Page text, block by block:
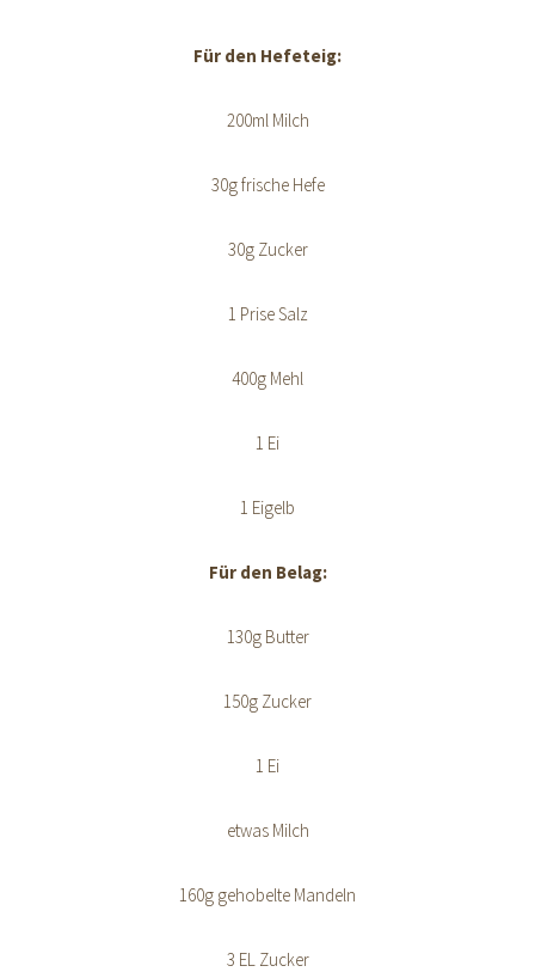
Für den Hefeteig:
200ml Milch
30g frische Hefe
30g Zucker
1 Prise Salz
400g Mehl
1 Ei
1 Eigelb
Für den Belag:
130g Butter
150g Zucker
1 Ei
etwas Milch
160g gehobelte Mandeln
3 EL Zucker